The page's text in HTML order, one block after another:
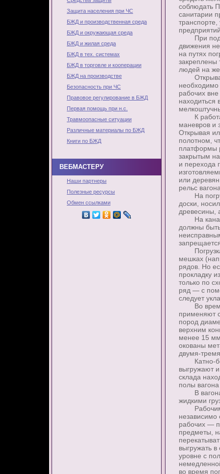
соблюдать
санитарии
При
движения
на путях
людей на
рабочих
находиться
К работам
маневров и
Открывая
полотном,
платформы
закрытым
и перехода
или
рельс
На
доски,
древесины,
На
должны
Погрузка
мешках
рядов. Но
прокладку
только по
ряд — с
следует
Во время
применяют
пород
верхним
менее 15
окованы
двумя-
Катно-
выгружают
склада
полы
В вагонах
жидкими
Рабочим
независимо
рабочих —
предметы,
выгружать
уровне с
во время
Защита населения при ЧС
БЖД и производственная среда
БЖД и окружающая среда
БЖД и жилая среда
БЖД в тех. системах
БЖД в торговле и кооперации
БЖД на производстве
Безопасность при ЧС
Правовое регулирование в БЖД
Первая помощь при н.с.
Травмоопасные ситуации
Различные материалы по БЖД
Книги по БЖД
ВЕБМАСТЕРУ
Наши партнеры
Полезные ресурсы
Обмен ссылками